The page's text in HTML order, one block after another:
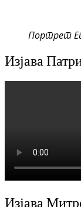
Портрет
Изјава
Изјава